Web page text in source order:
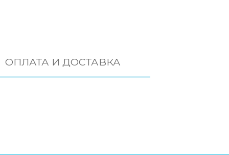
ОПЛАТА И ДОСТАВКА